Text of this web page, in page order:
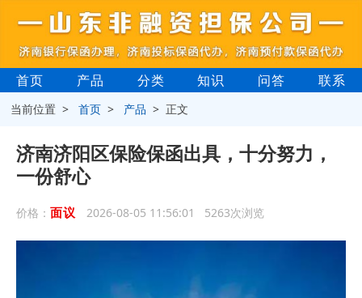
首页 产品 分类 知识 问答 联系
当前位置 >首页 > 产品 > 正文
济南济阳区保险保函出具，十分努力，
一份舒心
价格： 面议 2026-08-05 11:56:01 5263次浏览